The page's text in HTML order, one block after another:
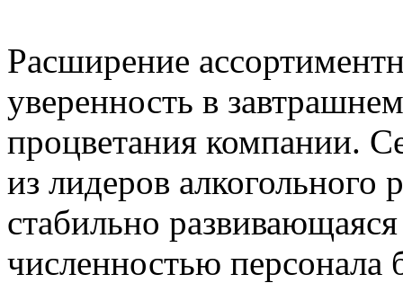
Расширение
уверенность в
процветания компании.
из лидеров
стабильно
численностью персонала